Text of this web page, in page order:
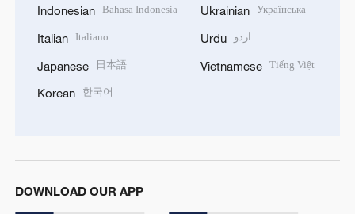
Indonesian Bahasa Indonesia
Italian Italiano
Japanese 日本語
Korean 한국어
Ukrainian Українська
Urdu اردو
Vietnamese Tiếng Việt
DOWNLOAD OUR APP